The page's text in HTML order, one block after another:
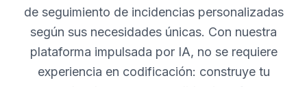
de seguimiento de incidencias personalizadas
según sus necesidades únicas. Con nuestra
plataforma impulsada por IA, no se requiere
experiencia en codificación: construye tu